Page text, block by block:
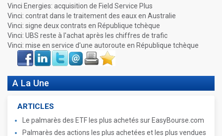
Vinci Energies: acquisition de Field Service Plus
Vinci: contrat dans le traitement des eaux en Australie
Vinci: signe deux contrats en République tchèque
Vinci: UBS reste à l'achat après les chiffres de trafic
Vinci: mise en service d'une autoroute en République tchèque
Face
book
LinkIn Twitter Envoyer ImprimerFavoris
A La Une
ARTICLES
Le palmarès des ETF les plus achetés sur EasyBourse.com
Palmarès des actions les plus achetées et les plus vendues